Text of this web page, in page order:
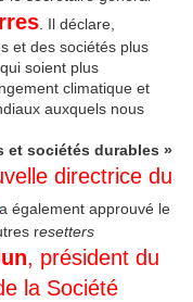
. Il déclare,
et des sociétés plus
soient plus
climatique et
auxquels nous
et sociétés durables »
directrice du
a également approuvé le
resetters
, président du
la Société